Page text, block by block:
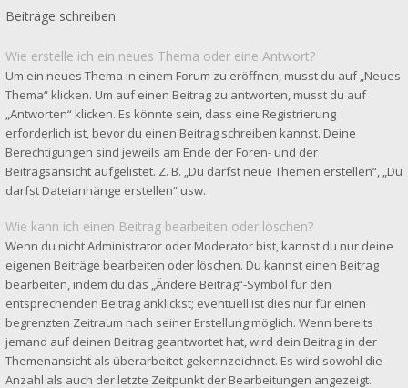
Beiträge schreiben
Wie erstelle ich ein neues Thema oder eine Antwort?
Um ein neues Thema in einem Forum zu eröffnen, musst du auf „Neues
Thema“ klicken. Um auf einen Beitrag zu antworten, musst du auf
„Antworten“ klicken. Es könnte sein, dass eine Registrierung
erforderlich ist, bevor du einen Beitrag schreiben kannst. Deine
Berechtigungen sind jeweils am Ende der Foren- und der
Beitragsansicht aufgelistet. Z. B. „Du darfst neue Themen erstellen“, „Du
darfst Dateianhänge erstellen“ usw.
Wie kann ich einen Beitrag bearbeiten oder löschen?
Wenn du nicht Administrator oder Moderator bist, kannst du nur deine
eigenen Beiträge bearbeiten oder löschen. Du kannst einen Beitrag
bearbeiten, indem du das „Ändere Beitrag“-Symbol für den
entsprechenden Beitrag anklickst; eventuell ist dies nur für einen
begrenzten Zeitraum nach seiner Erstellung möglich. Wenn bereits
jemand auf deinen Beitrag geantwortet hat, wird dein Beitrag in der
Themenansicht als überarbeitet gekennzeichnet. Es wird sowohl die
Anzahl als auch der letzte Zeitpunkt der Bearbeitungen angezeigt.